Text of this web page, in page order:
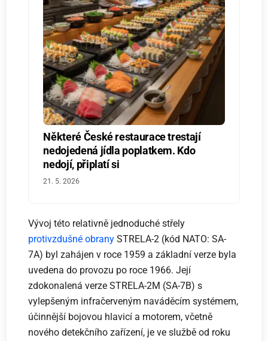
Některé České restaurace trestají
nedojedená jídla poplatkem. Kdo
nedojí, připlatí si
21. 5. 2026
Vývoj této relativně jednoduché střely
protivzdušné obrany STRELA-2 (kód NATO: SA-
7A) byl zahájen v roce 1959 a základní verze byla
uvedena do provozu po roce 1966. Její
zdokonalená verze STRELA-2M (SA-7B) s
vylepšeným infračerveným naváděcím systémem,
účinnější bojovou hlavicí a motorem, včetně
nového detekčního zařízení, je ve službě od roku